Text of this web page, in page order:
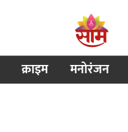
क्राइम मनोरंजन